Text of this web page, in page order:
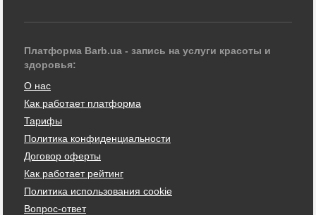
Платформа Barb.ua - запись на услуги красоты и
здоровья:
О нас
Как работает платформа
Тарифы
Политика конфиденциальности
Договор оферты
Как работает рейтинг
Политика использования cookie
Вопрос-ответ